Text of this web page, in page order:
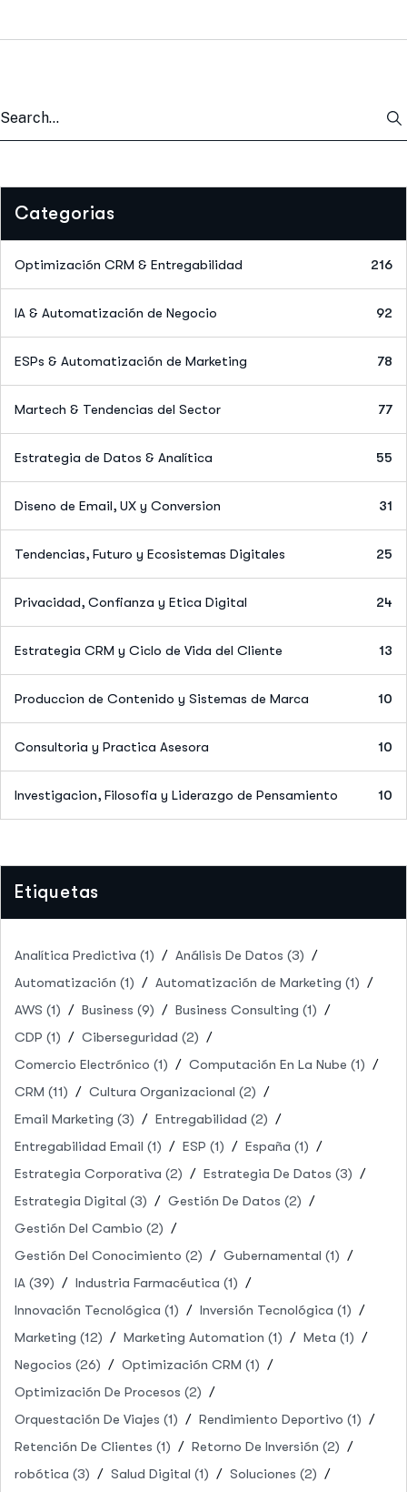
Categorias
Optimización CRM & Entregabilidad 216
IA & Automatización de Negocio 92
ESPs & Automatización de Marketing 78
Martech & Tendencias del Sector 77
Estrategia de Datos & Analítica 55
Diseno de Email, UX y Conversion 31
Tendencias, Futuro y Ecosistemas Digitales 25
Privacidad, Confianza y Etica Digital 24
Estrategia CRM y Ciclo de Vida del Cliente 13
Produccion de Contenido y Sistemas de Marca 10
Consultoria y Practica Asesora 10
Investigacion, Filosofia y Liderazgo de Pensamiento 10
Etiquetas
Analítica Predictiva (1) Análisis De Datos (3)
Automatización (1) Automatización de Marketing (1)
AWS (1) Business (9) Business Consulting (1)
CDP (1) Ciberseguridad (2)
Comercio Electrónico (1) Computación En La Nube (1)
CRM (11) Cultura Organizacional (2)
Email Marketing (3) Entregabilidad (2)
Entregabilidad Email (1) ESP (1) España (1)
Estrategia Corporativa (2) Estrategia De Datos (3)
Estrategia Digital (3) Gestión De Datos (2)
Gestión Del Cambio (2)
Gestión Del Conocimiento (2) Gubernamental (1)
IA (39) Industria Farmacéutica (1)
Innovación Tecnológica (1) Inversión Tecnológica (1)
Marketing (12) Marketing Automation (1) Meta (1)
Negocios (26) Optimización CRM (1)
Optimización De Procesos (2)
Orquestación De Viajes (1) Rendimiento Deportivo (1)
Retención De Clientes (1) Retorno De Inversión (2)
robótica (3) Salud Digital (1) Soluciones (2)